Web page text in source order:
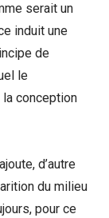
serait un
induit une
de
le
conception
d’autre
du milieu
pour ce